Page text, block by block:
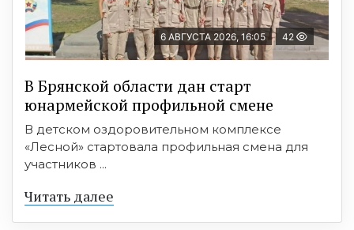
6 АВГУСТА 2026, 16:05 42
В Брянской области дан старт
юнармейской профильной смене
В детском оздоровительном комплексе
«Лесной» стартовала профильная смена для
участников ...
Читать далее